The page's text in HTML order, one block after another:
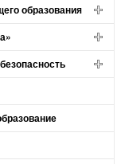
образования